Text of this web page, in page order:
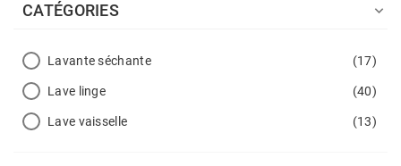
CATÉGORIES 
Lavante séchante (17)
Lave linge (40)
Lave vaisselle (13)